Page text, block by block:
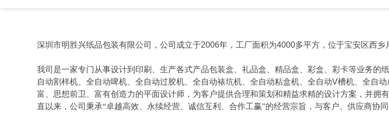
深圳市明胜兴纸品包装有限公司，公司成立于2006年，工厂面积为4000多平方，位于宝安区西乡
我司是一家专门从事设计到印刷、生产各式产品包装盒、礼品盒、精品盒、彩盒、彩卡等业务
自动割样机、全自动啤机、全自动过胶机、全自动裱坑机、全自动粘盒机、全自动V槽机、全自
富、思想前卫、富有创造力的平面设计师，为客户提供合理和策划和精益求精的设计方案，并
直以来，公司秉承“卓越高效、永续经营、诚信互利、合作工赢”的经营宗旨，与客户、供应商协